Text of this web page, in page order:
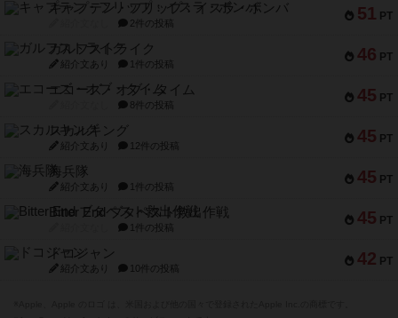
51 PT
キャプテン・フリップ：イスラ・ボンバ
2件の投稿
46 PT
ガルフストライク
紹介文あり 1件の投稿
45 PT
エコーズ・オブ・タイム
8件の投稿
45 PT
スカルキング
紹介文あり 12件の投稿
45 PT
海兵隊
紹介文あり 1件の投稿
45 PT
Bitter End ブタペスト救出作戦
1件の投稿
42 PT
ドコジャン
紹介文あり 10件の投稿